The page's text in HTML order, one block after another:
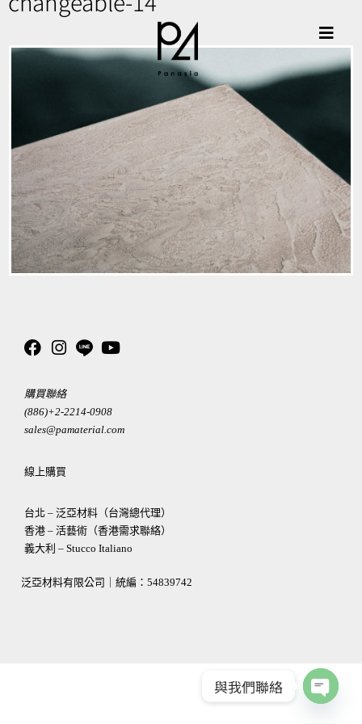
購買聯絡
(886)+2-2214-0908
sales@pamaterial.com
線上購買
台北 – 泛亞材料（台灣總代理）
香港 – 活藝術（香港需求聯絡）
義大利 – Stucco Italiano
泛亞材料有限公司｜統編： 54839742
與我們聯絡